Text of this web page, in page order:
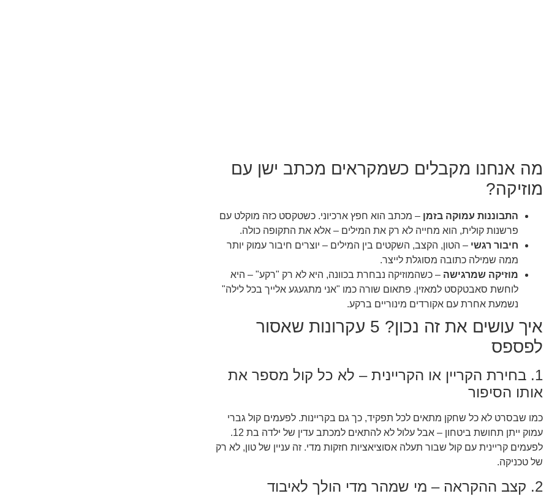
מה אנחנו מקבלים כשמקראים מכתב ישן עם
מוזיקה?
התבוננות עמוקה בזמן – מכתב הוא חפץ ארכיוני. כשטקסט כזה מוקלט עם
פרשנות קולית, הוא מחייה לא רק את המילים – אלא את התקופה כולה.
חיבור רגשי – הטון, הקצב, השקטים בין המילים – יוצרים חיבור עמוק יותר
ממה שמילה כתובה מסוגלת לייצר.
מוזיקה שמרגישה – כשהמוזיקה נבחרת בכוונה, היא לא רק "רקע" – היא
לוחשת סאבטקסט למאזין. פתאום שורה כמו "אני מתגעגע אלייך בכל לילה"
נשמעת אחרת עם אקורדים מינוריים ברקע.
איך עושים את זה נכון? 5 עקרונות שאסור
לפספס
1. בחירת הקריין או הקריינית – לא כל קול מספר את
אותו הסיפור
כמו שבסרט לא כל שחקן מתאים לכל תפקיד, כך גם בקריינות. לפעמים קול גברי
עמוק ייתן תחושת ביטחון – אבל עלול לא להתאים למכתב עדין של ילדה בת 12.
לפעמים קריינית עם קול שבור תעלה אסוציאציות חזקות מדי. זה עניין של טון, לא רק
של טכניקה.
2. קצב ההקראה – מי שמהר מדי הולך לאיבוד